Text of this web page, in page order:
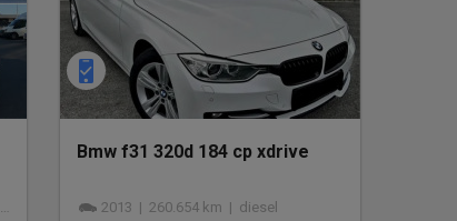
Bmw f31 320d 184 cp xdrive
2013 | 260.654 km | diesel